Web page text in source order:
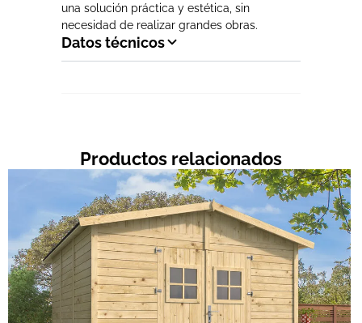
una solución práctica y estética, sin
necesidad de realizar grandes obras.
Datos técnicos
Productos relacionados